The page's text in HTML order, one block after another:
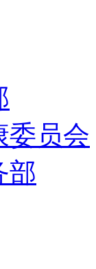
委员会
部